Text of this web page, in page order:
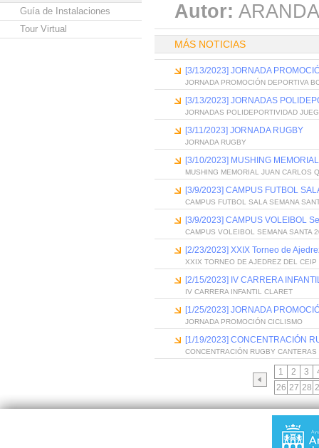
Guía de Instalaciones
Tour Virtual
Autor:
MÁS NOTICIAS
[3/13/2023] JORNADA
JORNADA PROMOCIÓN DEPORTIVA
[3/13/2023] JORNADAS
JORNADAS POLIDEPORTIVIDAD
[3/11/2023] JORNADA RUGBY
JORNADA RUGBY
[3/10/2023] MUSHING
MUSHING MEMORIAL JUAN CARLOS
[3/9/2023] CAMPUS FUTBOL
CAMPUS FUTBOL SALA SEMANA
[3/9/2023] CAMPUS VOLEIBOL
CAMPUS VOLEIBOL SEMANA SANTA
[2/23/2023] XXIX Torneo de
XXIX TORNEO DE AJEDREZ DEL
[2/15/2023] IV CARRERA
IV CARRERA INFANTIL CLARET
[1/25/2023] JORNADA
JORNADA PROMOCIÓN CICLISMO
[1/19/2023] CONCENTRACIÓN
CONCENTRACIÓN RUGBY
1 2 3
26 27 28